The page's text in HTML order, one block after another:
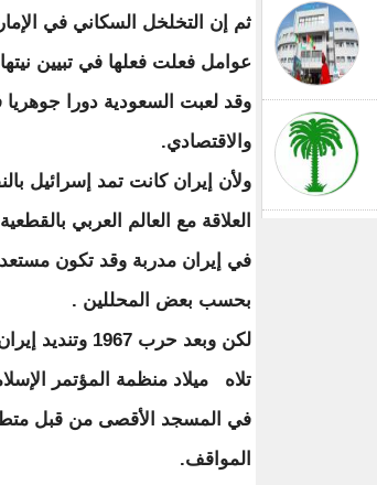
ثم إن التخلخل السكاني في
عوامل فعلت فعلها في تبيين
وقد لعبت السعودية دورا
والاقتصادي.
ولأن إيران كانت تمد إسرائيل
العلاقة مع العالم العربي
في إيران مدربة وقد تكون
بحسب بعض المحللين .
لكن وبعد حرب
في المسجد الأقصى من قبل
المواقف.